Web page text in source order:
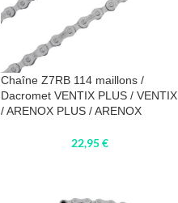
Chaîne Z7RB 114 maillons /
Dacromet VENTIX PLUS / VENTIX
/ ARENOX PLUS / ARENOX
22,95€